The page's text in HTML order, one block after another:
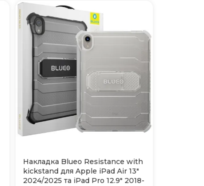
Накладка Blueo Resistance with
kickstand для Apple iPad Air 13"
2024/2025 та iPad Pro 12.9" 2018-